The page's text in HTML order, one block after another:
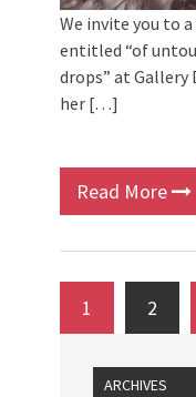
We invite you to
entitled “of
drops” at Gallery
her […]
Read More
1 2
ARCHIVES